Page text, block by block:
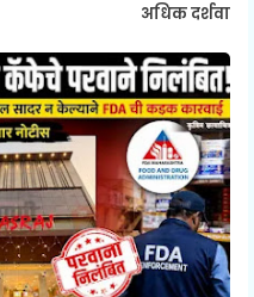
अधिक दर्शवा